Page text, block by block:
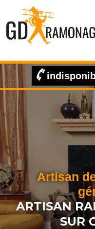
Artisan
ARTISAN
SUR